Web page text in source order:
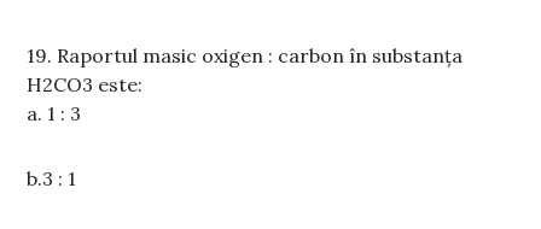
19. Raportul masic oxigen : carbon în substanța
H2CO3 este:
a. 1 : 3
b.3 : 1